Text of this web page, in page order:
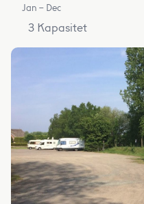
Jan – Dec
3 Kapasitet